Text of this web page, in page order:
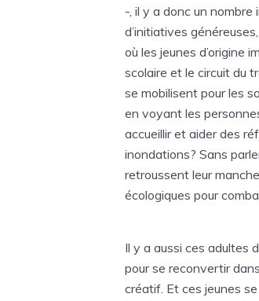
-, il y a donc un nombre
d’initiatives
où les jeunes d’origine
scolaire et le circuit du
se mobilisent pour les
en voyant les
accueillir et aider des
inondations? Sans
retroussent leur
écologiques pour
Il y a aussi ces adultes
pour se reconvertir
créatif. Et ces jeunes